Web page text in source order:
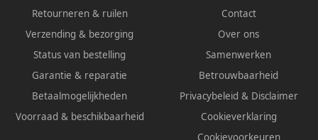
Retourneren & ruilen
Verzending & bezorging
Status van bestelling
Garantie & reparatie
Betaalmogelijkheden
Voorraad & beschikbaarheid
Contact
Over ons
Samenwerken
Betrouwbaarheid
Privacybeleid & Disclaimer
Cookieverklaring
Cookievoorkeuren